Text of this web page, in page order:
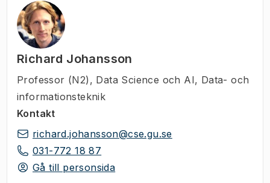
Richard Johansson
Professor (N2) , Data Science och AI, Data- och
informationsteknik
Kontakt
richard.johansson@cse.gu.se
031-772 18 87
Gå till personsida